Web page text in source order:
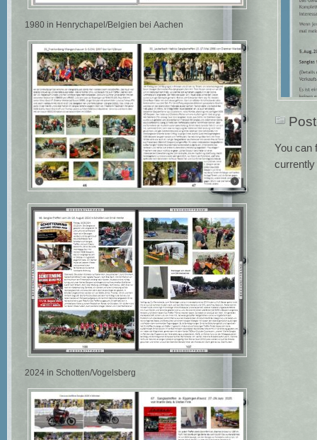
1980 in Henrychapel/Belgien bei Aachen
2024 in Schotten/Vogelsberg
You can